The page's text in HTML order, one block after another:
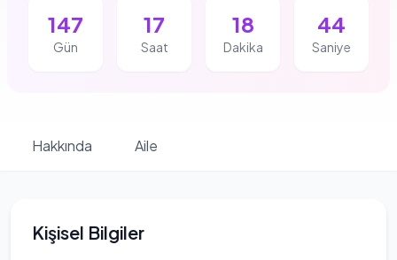
147
Gün
17
Saat
18
Dakika
43
Saniye
Hakkında Aile
Kişisel Bilgiler